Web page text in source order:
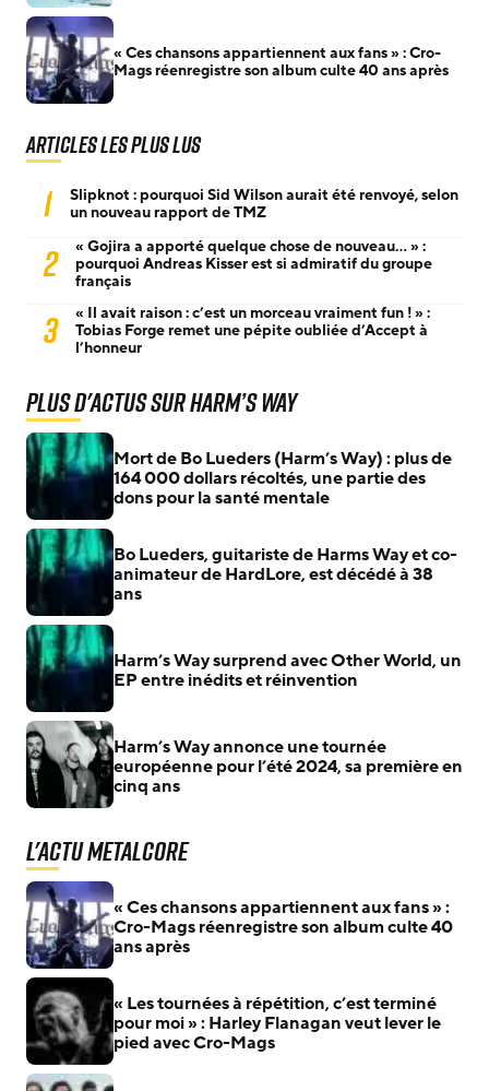
« Ces chansons appartiennent aux fans » : Cro-
Mags réenregistre son album culte 40 ans après
Articles les plus lus
1
Slipknot : pourquoi Sid Wilson aurait été renvoyé, selon
un nouveau rapport de TMZ
2
« Gojira a apporté quelque chose de nouveau… » :
pourquoi Andreas Kisser est si admiratif du groupe
français
3
« Il avait raison : c’est un morceau vraiment fun ! » :
Tobias Forge remet une pépite oubliée d’Accept à
l’honneur
Plus d'actus sur Harm’s Way
Mort de Bo Lueders (Harm’s Way) : plus de
164 000 dollars récoltés, une partie des
dons pour la santé mentale
Bo Lueders, guitariste de Harms Way et co-
animateur de HardLore, est décédé à 38
ans
Harm’s Way surprend avec Other World, un
EP entre inédits et réinvention
Harm’s Way annonce une tournée
européenne pour l’été 2024, sa première en
cinq ans
L'actu Metalcore
« Ces chansons appartiennent aux fans » :
Cro-Mags réenregistre son album culte 40
ans après
« Les tournées à répétition, c’est terminé
pour moi » : Harley Flanagan veut lever le
pied avec Cro-Mags